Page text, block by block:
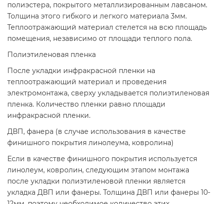
полиэстера, покрытого металлизированным лавсаном.
Толщина этого гибкого и легкого материала 3мм.
Теплоотражающий материал стелется на всю площадь
помещения, независимо от площади теплого пола.
Полиэтиленовая пленка
После укладки инфракрасной пленки на
теплоотражающий материал и проведения
электромонтажа, сверху укладывается полиэтиленовая
пленка. Количество пленки равно площади
инфракрасной пленки.
ДВП, фанера (в случае использования в качестве
финишного покрытия линолеума, ковролина)
Если в качестве финишного покрытия используется
линолеум, ковролин, следующим этапом монтажа
после укладки полиэтиленовой пленки является
укладка ДВП или фанеры. Толщина ДВП или фанеры 10-